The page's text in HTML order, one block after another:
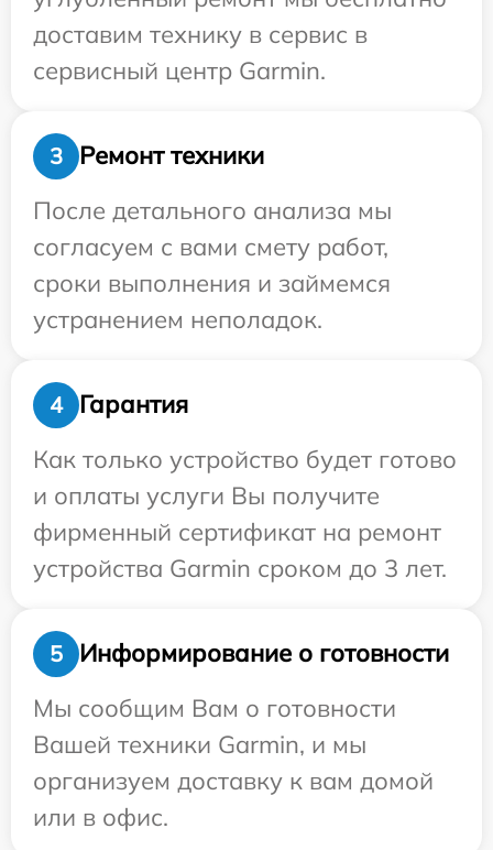
доставим технику в сервис в
сервисный центр Garmin.
3
Ремонт техники
После детального анализа мы
согласуем с вами смету работ,
сроки выполнения и займемся
устранением неполадок.
4
Гарантия
Как только устройство будет готово
и оплаты услуги Вы получите
фирменный сертификат на ремонт
устройства Garmin сроком до 3 лет.
5
Информирование о готовности
Мы сообщим Вам о готовности
Вашей техники Garmin, и мы
организуем доставку к вам домой
или в офис.